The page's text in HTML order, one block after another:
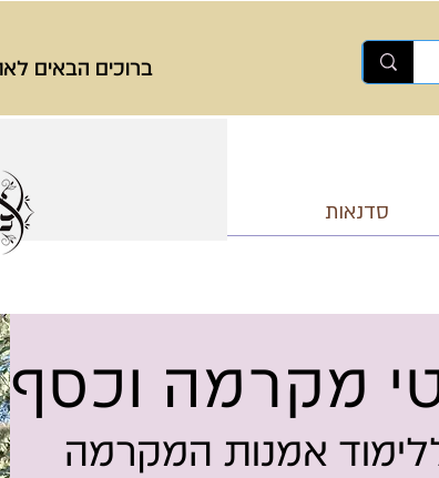
ברוכים הבאים
סדנאות
מקרמה וכסף
אמנות המקרמה